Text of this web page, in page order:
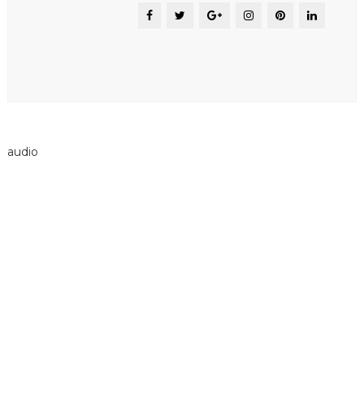
audio